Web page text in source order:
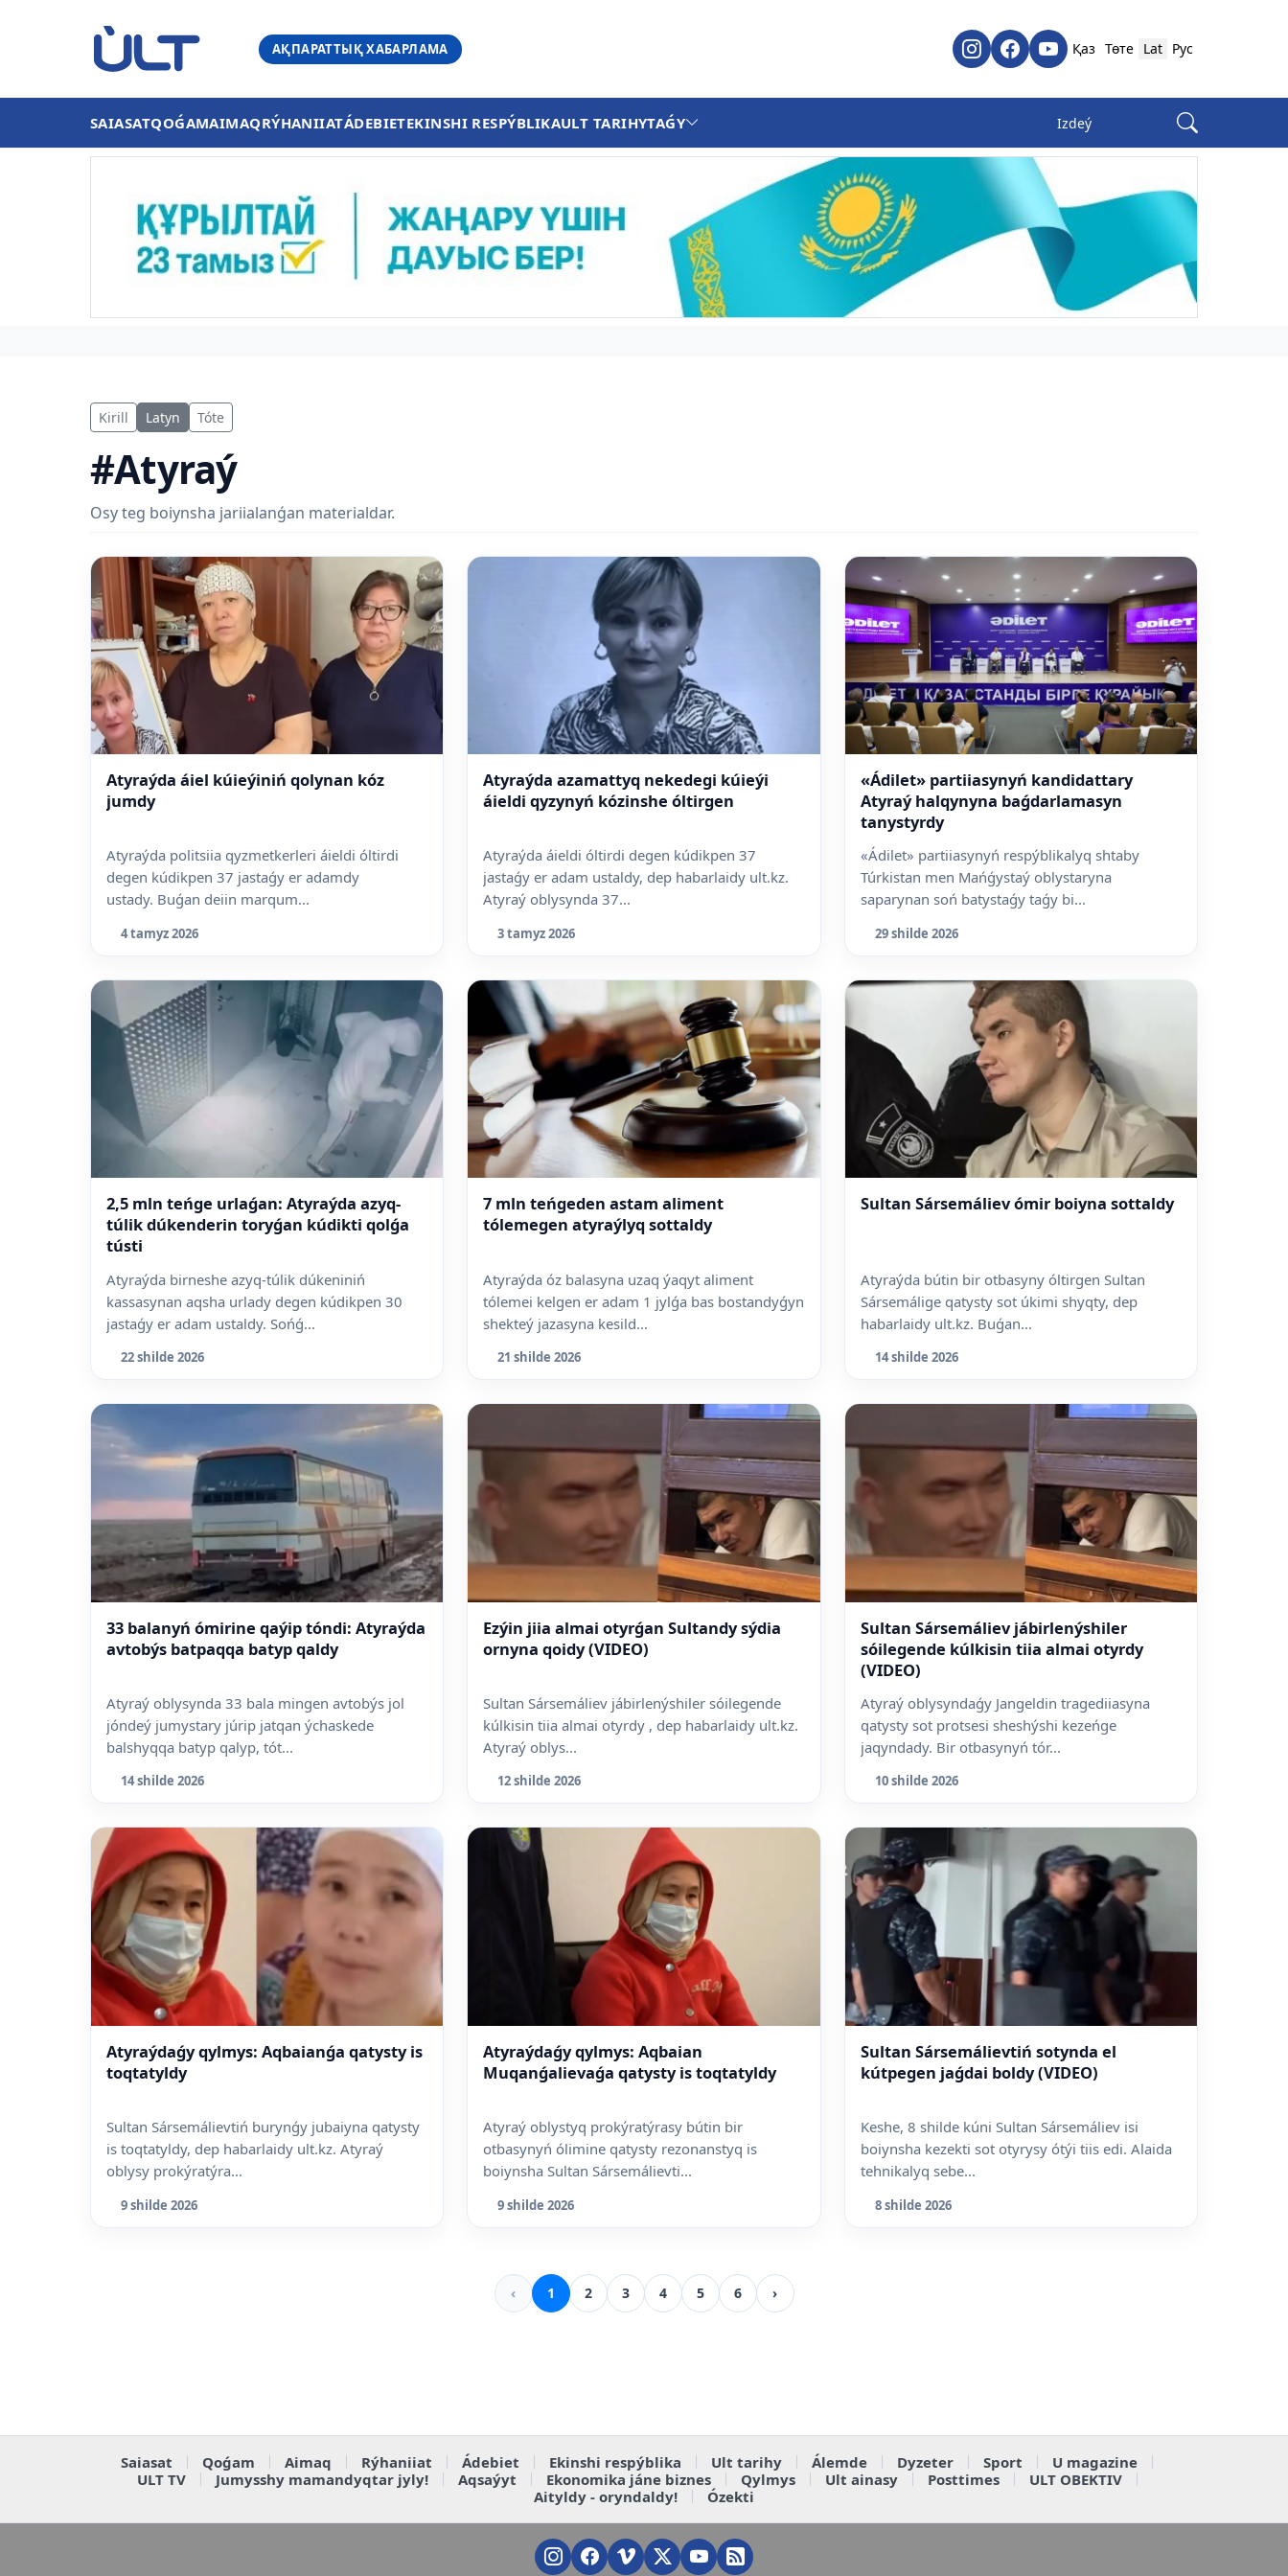
АҚПАРАТТЫҚ ХАБАРЛАМА Қаз Төте Lat Рус
SAIASATQOǴAMAIMAQRÝHANIIATÁDEBIETEKINSHI RESPÝBLIKAULT TARIHYTAǴY
Kirill Latyn Tóte
#Atyraý
Osy teg boiynsha jariialanǵan materialdar.
Atyraýda áiel kúieýiniń qolynan kóz
jumdy
Atyraýda politsiia qyzmetkerleri áieldi óltirdi
degen kúdikpen 37 jastaǵy er adamdy
ustady. Buǵan deiin marqum...
4 tamyz 2026
Atyraýda azamattyq nekedegi kúieýi
áieldi qyzynyń kózinshe óltirgen
Atyraýda áieldi óltirdi degen kúdikpen 37
jastaǵy er adam ustaldy, dep habarlaidy ult.kz.
Atyraý oblysynda 37...
3 tamyz 2026
«Ádilet» partiiasynyń kandidattary
Atyraý halqynyna baǵdarlamasyn
tanystyrdy
«Ádilet» partiiasynyń respýblikalyq shtaby
Túrkistan men Mańǵystaý oblystaryna
saparynan soń batystaǵy taǵy bi...
29 shilde 2026
2,5 mln teńge urlaǵan: Atyraýda azyq-
túlik dúkenderin toryǵan kúdikti qolǵa
tústi
Atyraýda birneshe azyq-túlik dúkeniniń
kassasynan aqsha urlady degen kúdikpen 30
jastaǵy er adam ustaldy. Sońǵ...
22 shilde 2026
7 mln teńgeden astam aliment
tólemegen atyraýlyq sottaldy
Atyraýda óz balasyna uzaq ýaqyt aliment
tólemei kelgen er adam 1 jylǵa bas bostandyǵyn
shekteý jazasyna kesild...
21 shilde 2026
Sultan Sársemáliev ómir boiyna sottaldy
Atyraýda bútin bir otbasyny óltirgen Sultan
Sársemálige qatysty sot úkimi shyqty, dep
habarlaidy ult.kz. Buǵan...
14 shilde 2026
33 balanyń ómirine qaýip tóndi: Atyraýda
avtobýs batpaqqa batyp qaldy
Atyraý oblysynda 33 bala mingen avtobýs jol
jóndeý jumystary júrip jatqan ýchaskede
balshyqqa batyp qalyp, tót...
14 shilde 2026
Ezýin jiia almai otyrǵan Sultandy sýdia
ornyna qoidy (VIDEO)
Sultan Sársemáliev jábirlenýshiler sóilegende
kúlkisin tiia almai otyrdy , dep habarlaidy ult.kz.
Atyraý oblys...
12 shilde 2026
Sultan Sársemáliev jábirlenýshiler
sóilegende kúlkisin tiia almai otyrdy
(VIDEO)
Atyraý oblysyndaǵy Jangeldin tragediiasyna
qatysty sot protsesi sheshýshi kezeńge
jaqyndady. Bir otbasynyń tór...
10 shilde 2026
Atyraýdaǵy qylmys: Aqbaianǵa qatysty is
toqtatyldy
Sultan Sársemálievtiń burynǵy jubaiyna qatysty
is toqtatyldy, dep habarlaidy ult.kz. Atyraý
oblysy prokýratýra...
9 shilde 2026
Atyraýdaǵy qylmys: Aqbaian
Muqanǵalievaǵa qatysty is toqtatyldy
Atyraý oblystyq prokýratýrasy bútin bir
otbasynyń ólimine qatysty rezonanstyq is
boiynsha Sultan Sársemálievti...
9 shilde 2026
Sultan Sársemálievtiń sotynda el
kútpegen jaǵdai boldy (VIDEO)
Keshe, 8 shilde kúni Sultan Sársemáliev isi
boiynsha kezekti sot otyrysy ótýi tiis edi. Alaida
tehnikalyq sebe...
8 shilde 2026
‹ 1 2 3 4 5 6 ›
Saiasat Qoǵam Aimaq Rýhaniiat Ádebiet Ekinshi respýblika Ult tarihy Álemde Dyzeter Sport
U magazine
ULT TV
Jumysshy mamandyqtar jyly! Aqsaýyt Ekonomika jáne biznes Qylmys Ult ainasy Posttimes
ULT OBEKTIV
Aityldy - oryndaldy!
Ózekti